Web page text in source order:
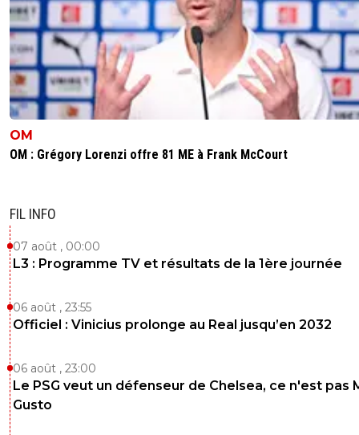
OM
OM : Grégory Lorenzi offre 81 ME à Frank McCourt
FIL INFO
07 août , 00:00
L3 : Programme TV et résultats de la 1ère journée
06 août , 23:55
Officiel : Vinicius prolonge au Real jusqu’en 2032
06 août , 23:00
Le PSG veut un défenseur de Chelsea, ce n'est pas
Gusto